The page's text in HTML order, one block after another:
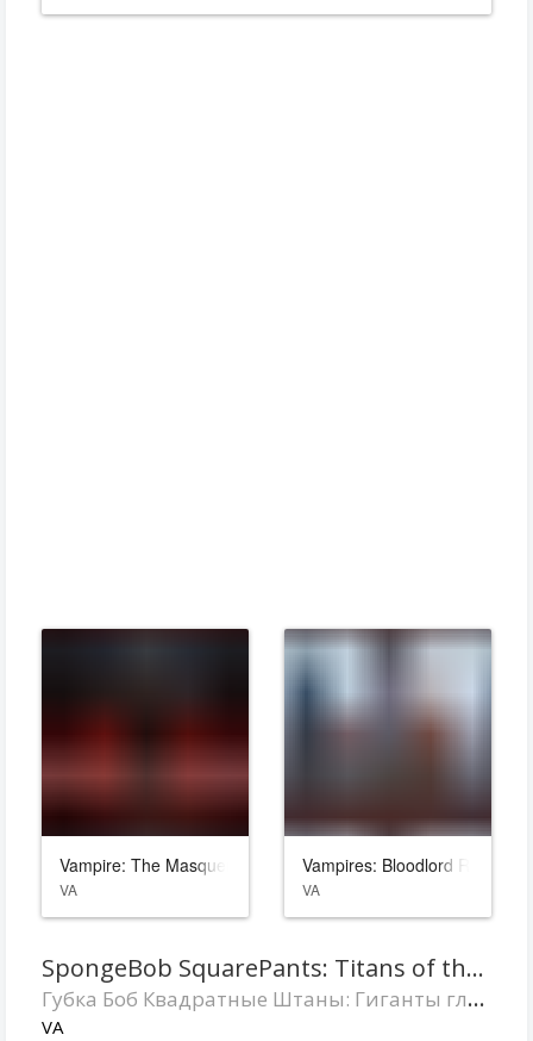
Vampire: The Masquerade - Bloodlines 2
VA
Vampires: Bloodlord Rising
VA
SpongeBob SquarePants: Titans of the Tide
Губка Боб Квадратные Штаны: Гиганты глубин
VA